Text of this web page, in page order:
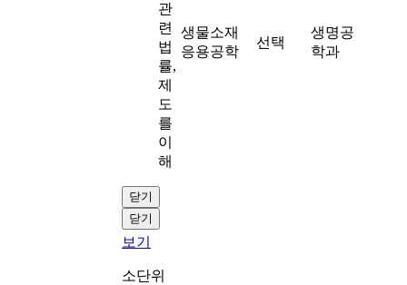
관
련
법
률,
제
도
를
이
해
닫기
닫기
생물소재
응용공학
선택
생명공
학과
보기
소단위